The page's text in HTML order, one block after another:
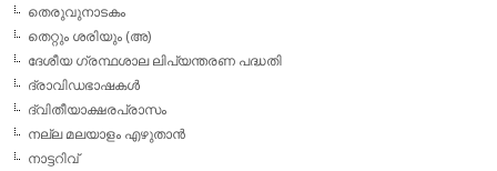
തെരുവുനാടകം
തെറ്റും ശരിയും (അ)
ദേശീയ ഗ്രന്ഥശാല ലിപ്യന്തരണ പദ്ധതി
ദ്രാവിഡഭാഷകള്‍
ദ്വിതീയാക്ഷരപ്രാസം
നല്ല മലയാളം എഴുതാന്‍
നാട്ടറിവ്